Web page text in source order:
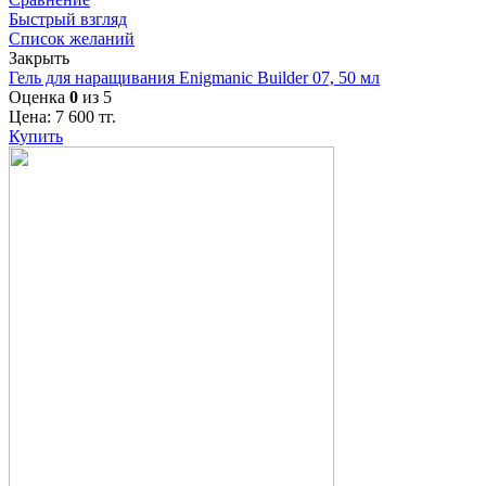
Быстрый взгляд
Список желаний
Закрыть
Гель для наращивания Enigmanic Builder 07, 50 мл
Оценка 0 из 5
Цена: 7 600 тг.
Купить